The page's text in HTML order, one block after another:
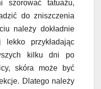
szorować tatuażu,
do zniszczenia
należy dokładnie
przykładając
kilku dni po
skóra może być
Dlatego należy